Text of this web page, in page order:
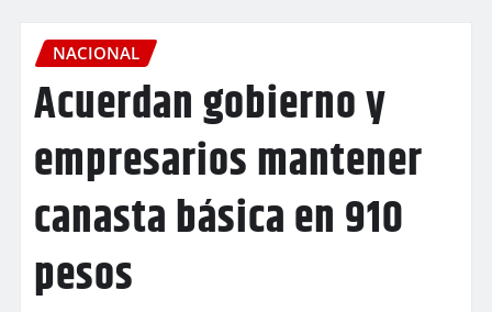
NACIONAL
Acuerdan gobierno y
empresarios mantener
canasta básica en 910
pesos